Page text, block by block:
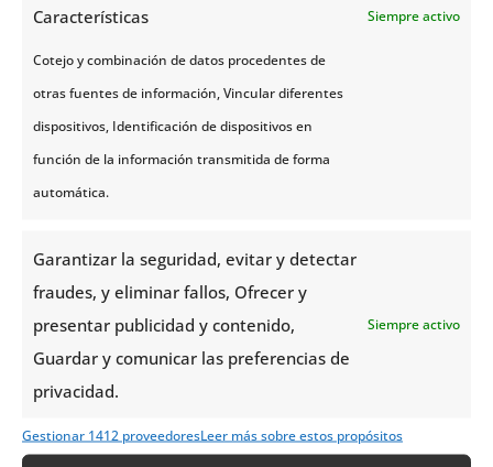
Características Siempre activo
Cotejo y combinación de datos procedentes de
otras fuentes de información, Vincular diferentes
dispositivos, Identificación de dispositivos en
función de la información transmitida de forma
automática.
Garantizar la seguridad, evitar y detectar
fraudes, y eliminar fallos, Ofrecer y
presentar publicidad y contenido,
Guardar y comunicar las preferencias de
privacidad.
Siempre activo
Gestionar 1412 proveedoresLeer más sobre estos propósitos
Día 4. Svolvaer – Kabelvag –
Reine